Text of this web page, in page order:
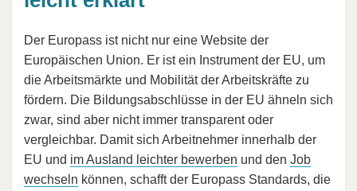
Der Europass ist nicht nur eine Website der
Europäischen Union. Er ist ein Instrument der EU, um
die Arbeitsmärkte und Mobilität der Arbeitskräfte zu
fördern. Die Bildungsabschlüsse in der EU ähneln sich
zwar, sind aber nicht immer transparent oder
vergleichbar. Damit sich Arbeitnehmer innerhalb der
EU und im Ausland leichter bewerben und den Job
wechseln können, schafft der Europass Standards, die